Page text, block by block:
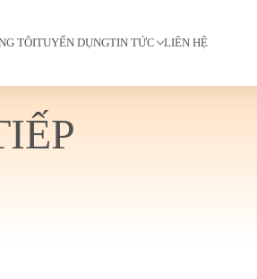
TÔITUYỂN DỤNGTIN TỨC LIÊN HỆ